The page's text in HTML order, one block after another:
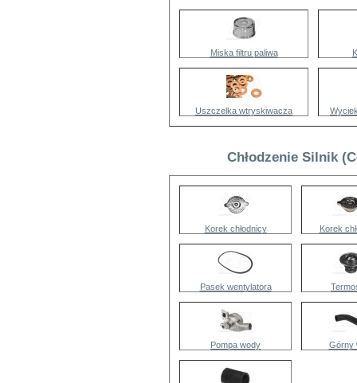
Miska filtru paliwa
Uszczelka wtryskiwacza
Chłodzenie Silnik
Korek chłodnicy Korek
Pasek wentylatora
Pompa wody Górny